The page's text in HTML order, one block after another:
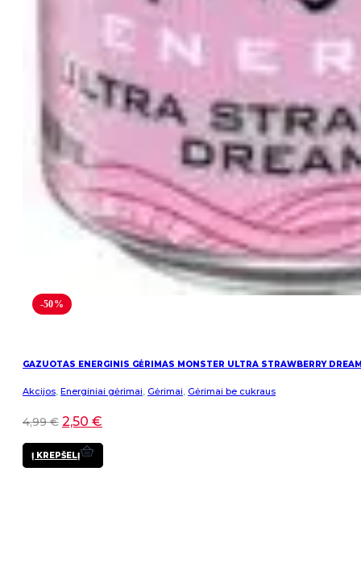
-50%
GAZUOTAS ENERGINIS GĖRIMAS MONSTER ULTRA STRAWBERRY
Akcijos, Energiniai gėrimai, Gėrimai, Gėrimai be cukraus
4,99€ 2,50 €
Į KREPŠELĮ